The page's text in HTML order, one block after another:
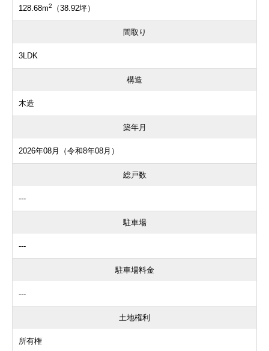
128.68m2 （38.92坪）
間取り
3LDK
構造
木造
築年月
2026年08月（令和8年08月）
総戸数
---
駐車場
---
駐車場料金
---
土地権利
所有権